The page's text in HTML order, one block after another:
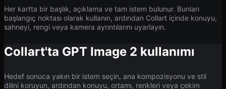
Her kartta bir başlık, açıklama ve tam istem bulunur. Bunları
başlangıç noktası olarak kullanın, ardından Collart içinde konuyu,
sahneyi, rengi veya kamera ayrıntılarını uyarlayın.
Collart'ta GPT Image 2 kullanımı
Hedef sonuca yakın bir istem seçin, ana kompozisyonu ve stil
dilini koruyun, ardından konuyu, ortamı, renkleri veya çekim